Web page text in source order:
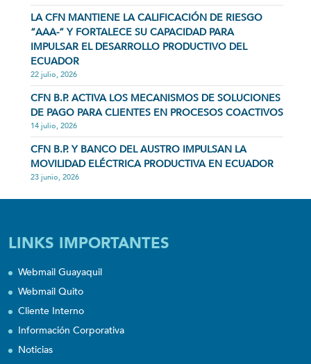
LA CFN MANTIENE LA CALIFICACIÓN DE RIESGO
“AAA-” Y FORTALECE SU CAPACIDAD PARA
IMPULSAR EL DESARROLLO PRODUCTIVO DEL
ECUADOR
22 julio, 2026
CFN B.P. ACTIVA LOS MECANISMOS DE SOLUCIONES
DE PAGO PARA CLIENTES EN PROCESOS COACTIVOS
14 julio, 2026
CFN B.P. Y BANCO DEL AUSTRO IMPULSAN LA
MOVILIDAD ELÉCTRICA PRODUCTIVA EN ECUADOR
23 junio, 2026
LINKS IMPORTANTES
Webmail Guayaquil
Webmail Quito
Cliente Interno
Información Corporativa
Noticias